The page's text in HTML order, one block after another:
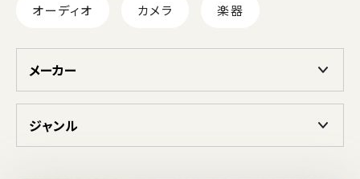
オーディオ カメラ 楽器
メーカー
ジャンル